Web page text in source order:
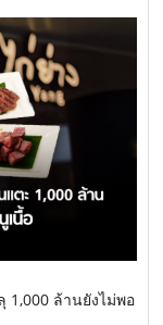
1,000 ล้านยังไม่พอ